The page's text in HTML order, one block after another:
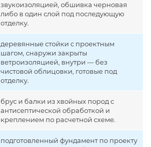
звукоизоляцией, обшивка черновая
либо в один слой под последующую
отделку.
деревянные стойки с проектным
шагом, снаружи закрыты
ветроизоляцией, внутри — без
чистовой облицовки, готовые под
отделку.
брус и балки из хвойных пород с
антисептической обработкой и
креплением по расчетной схеме.
подготовленный фундамент по проекту